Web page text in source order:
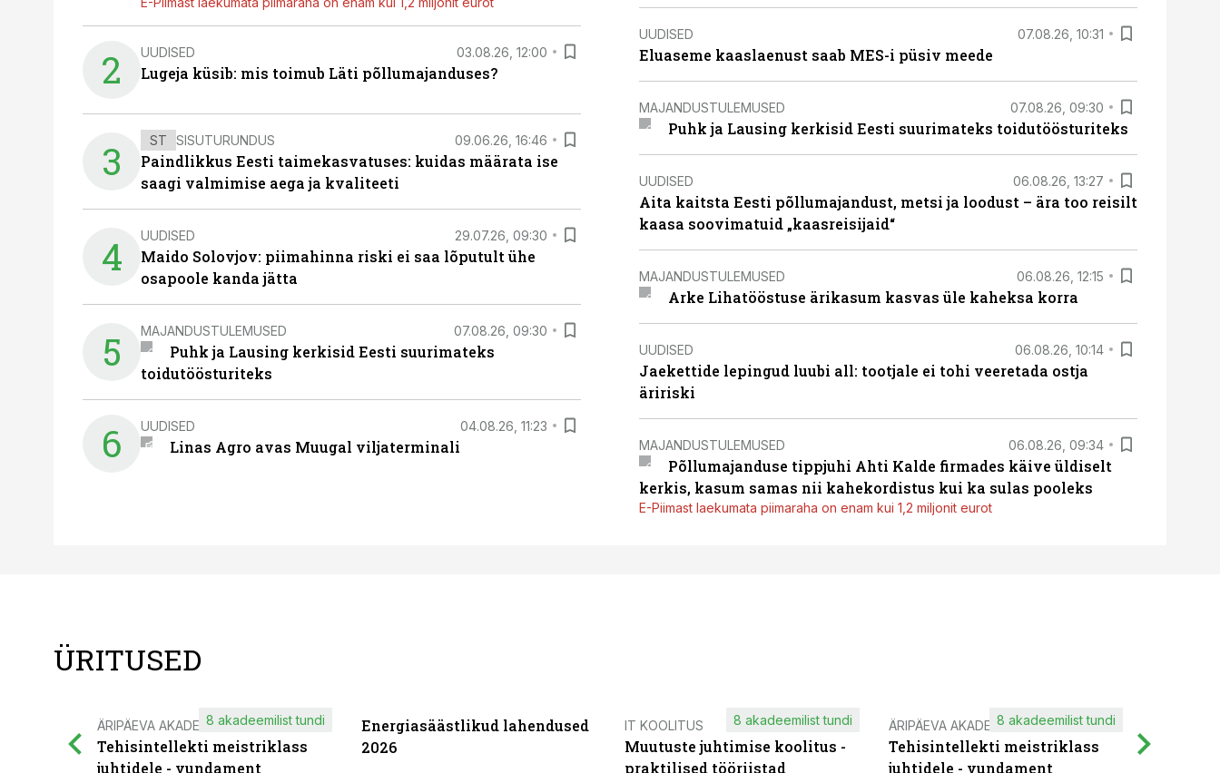
2 UUDISED 03.08.26, 12:00
Lugeja küsib: mis toimub Läti põllumajanduses?
3 ST SISUTURUNDUS 09.06.26, 16:46
Paindlikkus Eesti taimekasvatuses: kuidas määrata ise
saagi valmimise aega ja kvaliteeti
4 UUDISED 29.07.26, 09:30
Maido Solovjov: piimahinna riski ei saa lõputult ühe
osapoole kanda jätta
5 MAJANDUSTULEMUSED 07.08.26, 09:30
Puhk ja Lausing kerkisid Eesti suurimateks
toidutöösturiteks
6 UUDISED 04.08.26, 11:23
Linas Agro avas Muugal viljaterminali
UUDISED 07.08.26, 10:31
Eluaseme kaaslaenust saab MES-i püsiv meede
MAJANDUSTULEMUSED 07.08.26, 09:30
Puhk ja Lausing kerkisid Eesti suurimateks toidutöösturiteks
UUDISED 06.08.26, 13:27
Aita kaitsta Eesti põllumajandust, metsi ja loodust – ära too reisilt
kaasa soovimatuid „kaasreisijaid“
MAJANDUSTULEMUSED 06.08.26, 12:15
Arke Lihatööstuse ärikasum kasvas üle kaheksa korra
UUDISED 06.08.26, 10:14
Jaekettide lepingud luubi all: tootjale ei tohi veeretada ostja
äririski
MAJANDUSTULEMUSED 06.08.26, 09:34
Põllumajanduse tippjuhi Ahti Kalde firmades käive üldiselt
kerkis, kasum samas nii kahekordistus kui ka sulas pooleks
E-Piimast laekumata piimaraha on enam kui 1,2 miljonit eurot
ÜRITUSED
ÄRIPÄEVA AKADEEMIA
Tehisintellekti meistriklass
juhtidele - vundament
8 akadeemilist tundi
Energiasäästlikud lahendused
2026
IT KOOLITUS
Muutuste juhtimise koolitus -
praktilised tööriistad
8 akadeemilist tundi ÄRIPÄEVA AKADEEMIA
Tehisintellekti meistriklass
juhtidele - vundament
8 akadeemilist tundi